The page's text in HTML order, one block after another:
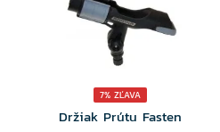
Dĺžka držiaka 300 mm je
väčšine nafukovacích člnov.
* FMB je univerzálny
7% ZĽAVA
Držiak Prútu Fasten